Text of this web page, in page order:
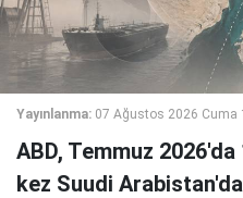
Yayınlanma: 07 Ağustos 2026 Cuma
ABD, Temmuz
kez Suudi